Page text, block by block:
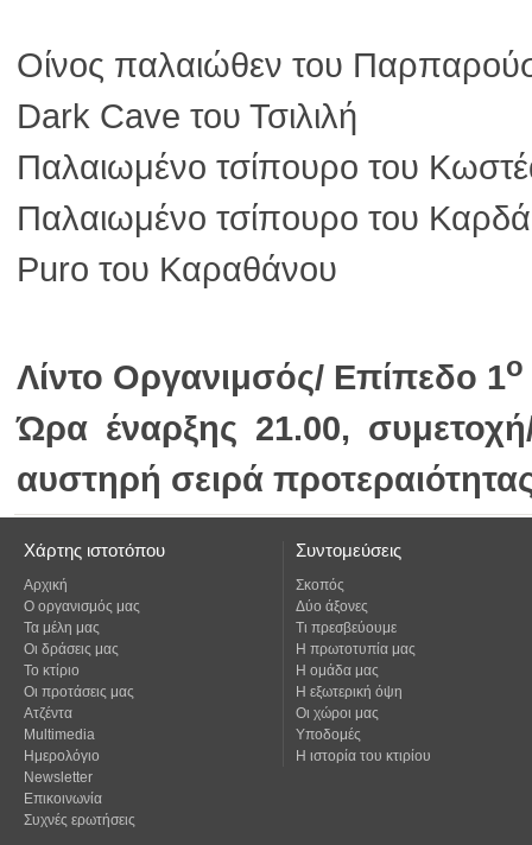
Οίνος παλαιώθεν του
Dark Cave του Τσιλιλή
Παλαιωμένο τσίπουρο του
Παλαιωμένο τσίπουρο του
Puro του Καραθάνου
Λίντο Οργανιμσός/ Επίπεδο 1ο
αυστηρή σειρά
Χάρτης ιστοτόπου
Αρχική
Ο οργανισμός μας
Τα μέλη μας
Οι δράσεις μας
Το κτίριο
Οι προτάσεις μας
Ατζέντα
Multimedia
Ημερολόγιο
Newsletter
Επικοινωνία
Συχνές ερωτήσεις
Συντομεύσεις
Σκοπός
Δύο άξονες
Τι πρεσβεύουμε
Η πρωτοτυπία μας
Η ομάδα μας
Η εξωτερική όψη
Οι χώροι μας
Υποδομές
Η ιστορία του κτιρίου